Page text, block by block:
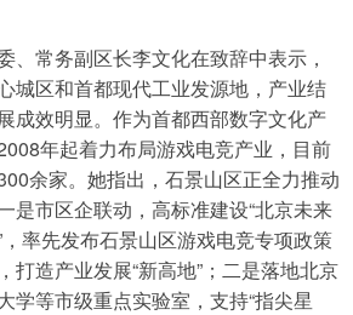
、常务副区长李文化在致辞中表示，
城区和首都现代工业发源地，产业结
成效明显。作为首都西部数字文化产
年起着力布局游戏电竞产业，目前
余家。她指出，石景山区正全力推动
是市区企联动，高标准建设“北京未来
率先发布石景山区游戏电竞专项政策
打造产业发展“新高地”；二是落地北京
学等市级重点实验室，支持“指尖星